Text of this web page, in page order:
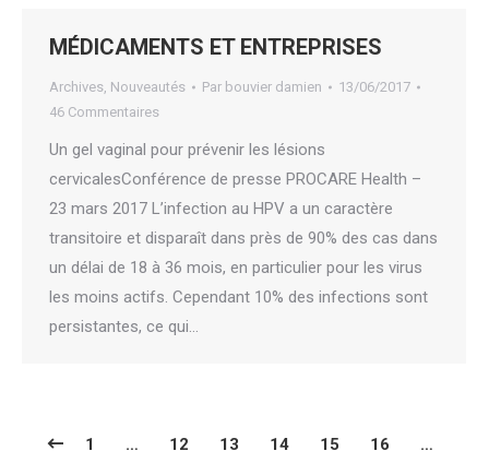
MÉDICAMENTS ET ENTREPRISES
Archives, Nouveautés Par bouvier damien
13/06/2017
46 Commentaires
Un gel vaginal pour prévenir les lésions
cervicalesConférence de presse PROCARE Health –
23 mars 2017 L’infection au HPV a un caractère
transitoire et disparaît dans près de 90% des cas dans
un délai de 18 à 36 mois, en particulier pour les virus
les moins actifs. Cependant 10% des infections sont
persistantes, ce qui…
1 … 12 13 14 15 16 …